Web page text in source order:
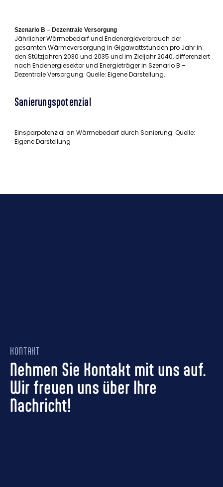
Szenario B – Dezentrale Versorgung
Jährlicher Wärmebedarf und Endenergieverbrauch der
gesamten Wärmeversorgung in Gigawattstunden pro Jahr in
den Stützjahren 2030 und 2035 und im Zieljahr 2040, differenziert
nach Endenergiesektor und Energieträger in Szenario B –
Dezentrale Versorgung. Quelle: Eigene Darstellung.
Sanierungspotenzial
Einsparpotenzial an Wärmebedarf durch Sanierung. Quelle:
Eigene Darstellung
KONTAKT
Nehmen Sie Kontakt mit uns auf.
Wir freuen uns über Ihre
Nachricht!